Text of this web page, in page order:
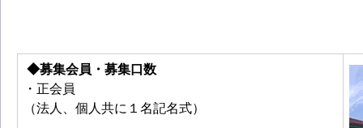
◆募集会員・募集口数
・正会員
（法人、個人共に１名記名式）